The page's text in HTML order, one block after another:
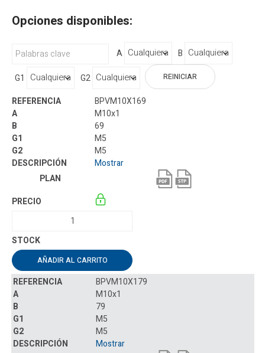
Opciones disponibles:
A
B
G1
G2 REINICIAR
BPVM10X169
M10x1
69
M5
M5
Mostrar
AÑADIR AL CARRITO
BPVM10X179
M10x1
79
M5
M5
Mostrar